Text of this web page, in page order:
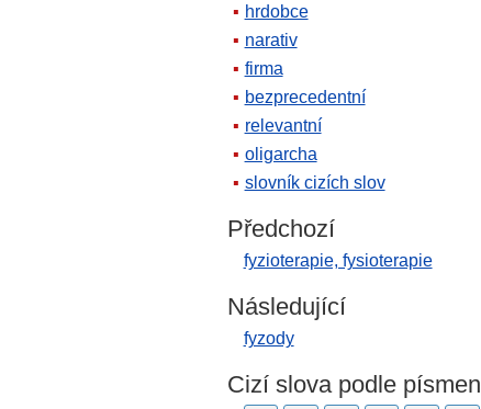
hrdobce
narativ
firma
bezprecedentní
relevantní
oligarcha
slovník cizích slov
Předchozí
fyzioterapie, fysioterapie
Následující
fyzody
Cizí slova podle písmen